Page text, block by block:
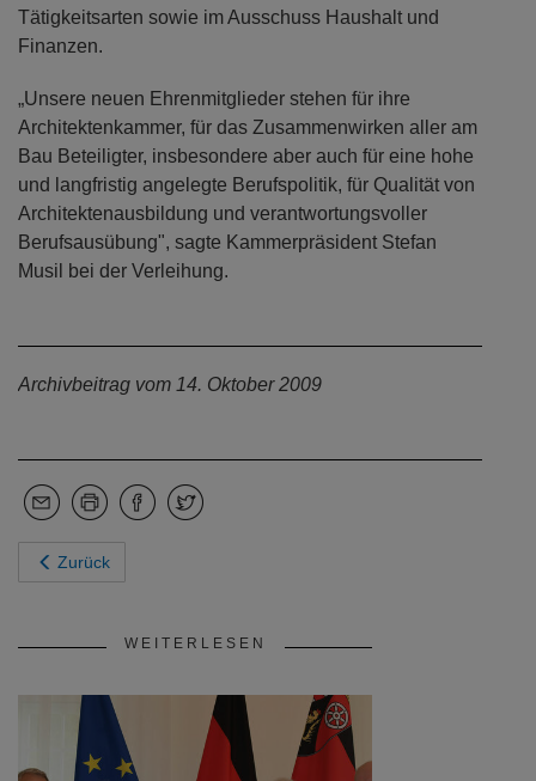
Tätigkeitsarten sowie im Ausschuss Haushalt und
Finanzen.
„Unsere neuen Ehrenmitglieder stehen für ihre
Architektenkammer, für das Zusammenwirken aller am
Bau Beteiligter, insbesondere aber auch für eine hohe
und langfristig angelegte Berufspolitik, für Qualität von
Architektenausbildung und verantwortungsvoller
Berufsausübung", sagte Kammerpräsident Stefan
Musil bei der Verleihung.
Archivbeitrag vom 14. Oktober 2009
Zurück
WEITERLESEN